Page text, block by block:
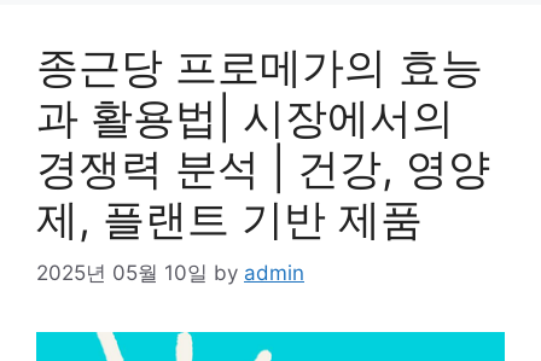
종근당 프로메가의 효능
과 활용법| 시장에서의
경쟁력 분석 | 건강, 영양
제, 플랜트 기반 제품
2025년 05월 10일 by admin